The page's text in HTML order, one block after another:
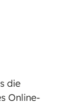
die
Online-